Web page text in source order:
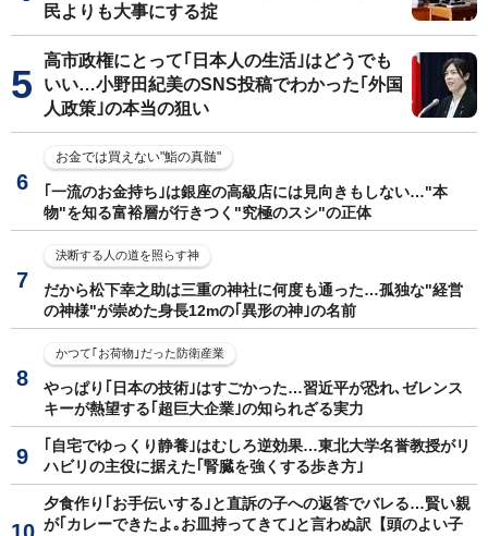
民よりも大事にする掟
高市政権にとって｢日本人の生活｣はどうでも
いい…小野田紀美のSNS投稿でわかった｢外国
人政策｣の本当の狙い
お金では買えない"鮨の真髄"
｢一流のお金持ち｣は銀座の高級店には見向きもしない…"本
物"を知る富裕層が行きつく"究極のスシ"の正体
決断する人の道を照らす神
だから松下幸之助は三重の神社に何度も通った…孤独な"経営
の神様"が崇めた身長12mの｢異形の神｣の名前
かつて｢お荷物｣だった防衛産業
やっぱり｢日本の技術｣はすごかった…習近平が恐れ､ゼレンス
キーが熱望する｢超巨大企業｣の知られざる実力
｢自宅でゆっくり静養｣はむしろ逆効果…東北大学名誉教授がリ
ハビリの主役に据えた｢腎臓を強くする歩き方｣
夕食作り｢お手伝いする｣と直訴の子への返答でバレる…賢い親
が｢カレーできたよ｡お皿持ってきて｣と言わぬ訳【頭のよい子